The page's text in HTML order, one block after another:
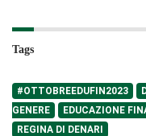
Tags
#OTTOBREEDUFIN2023
GENERE
EDUCAZIONE
REGINA DI DENARI